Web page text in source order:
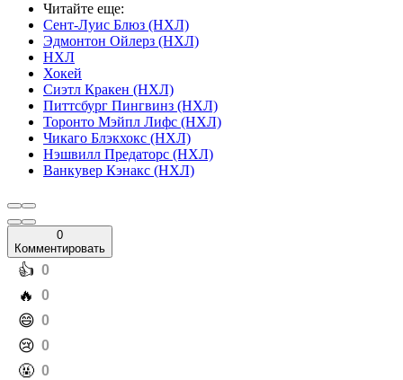
Читайте еще:
Сент-Луис Блюз (НХЛ)
Эдмонтон Ойлерз (НХЛ)
НХЛ
Хокей
Сиэтл Кракен (НХЛ)
Питтсбург Пингвинз (НХЛ)
Торонто Мэйпл Лифс (НХЛ)
Чикаго Блэкхокс (НХЛ)
Нэшвилл Предаторс (НХЛ)
Ванкувер Кэнакс (НХЛ)
0
Комментировать
️👍 0
️🔥 0
️😄 0
️😢 0
️🤬 0